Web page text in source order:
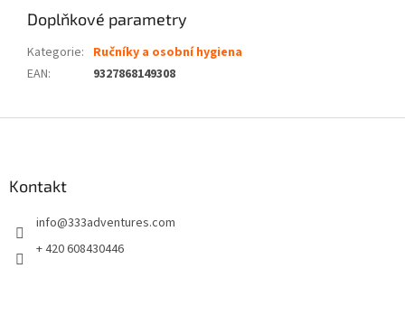
Doplňkové parametry
Kategorie: Ručníky a osobní hygiena
EAN: 9327868149308
Kontakt
info@333adventures.com
+ 420 608430446